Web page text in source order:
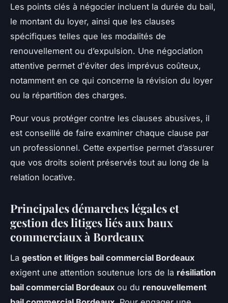
Les points clés à négocier incluent la durée du bail,
le montant du loyer, ainsi que les clauses
spécifiques telles que les modalités de
renouvellement ou d’expulsion. Une négociation
attentive permet d'éviter des imprévus coûteux,
notamment en ce qui concerne la révision du loyer
ou la répartition des charges.
Pour vous protéger contre les clauses abusives, il
est conseillé de faire examiner chaque clause par
un professionnel. Cette expertise permet d’assurer
que vos droits soient préservés tout au long de la
relation locative.
Principales démarches légales et
gestion des litiges liés aux baux
commerciaux à Bordeaux
La gestion et litiges bail commercial Bordeaux
exigent une attention soutenue lors de la résiliation
bail commercial Bordeaux ou du renouvellement